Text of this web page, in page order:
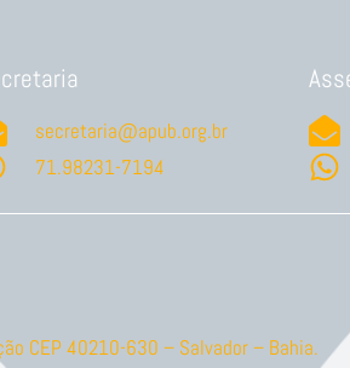
secretaria@apub.org.br
71.98231-7194
CEP 40210-630 – Salvador – Bahia.